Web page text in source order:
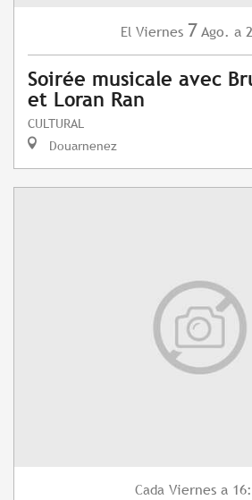
El Viernes 7 Ago. a
Soirée musicale avec
et Loran Ran
CULTURAL
Douarnenez
Cada Viernes a